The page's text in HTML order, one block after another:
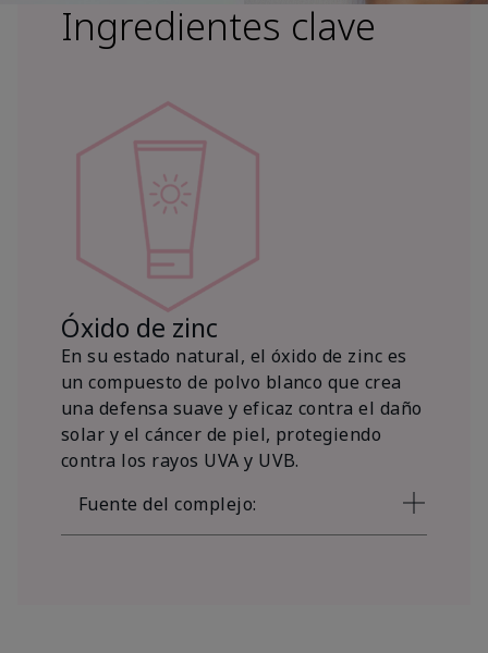
Ingredientes clave
Óxido de zinc
En su estado natural, el óxido de zinc es
un compuesto de polvo blanco que crea
una defensa suave y eficaz contra el daño
solar y el cáncer de piel, protegiendo
contra los rayos UVA y UVB.
Fuente del complejo: